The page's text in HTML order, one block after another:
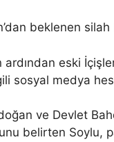
beklenen silah
ardından eski
sosyal medya
ve Devlet
belirten Soylu,